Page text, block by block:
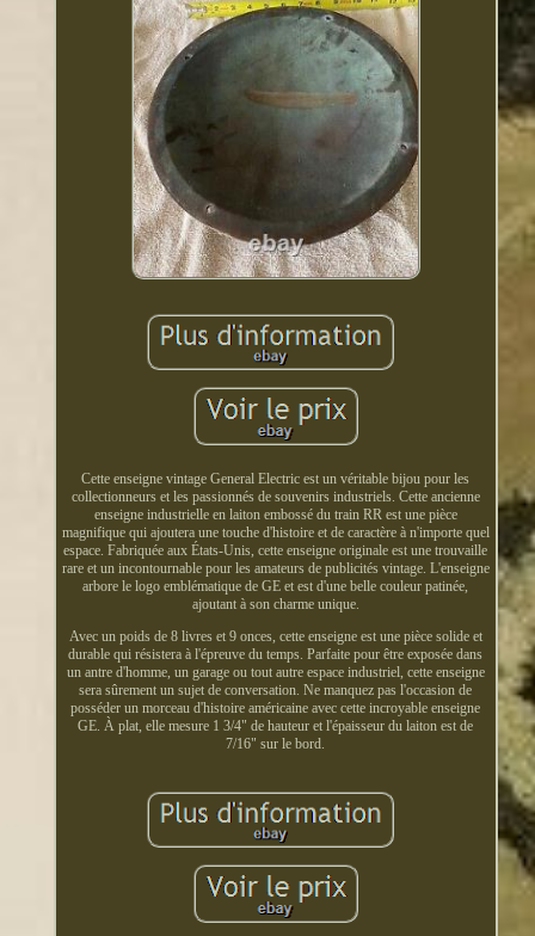
Cette enseigne vintage General Electric est un véritable bijou pour les
collectionneurs et les passionnés de souvenirs industriels. Cette ancienne
enseigne industrielle en laiton embossé du train RR est une pièce
magnifique qui ajoutera une touche d'histoire et de caractère à n'importe quel
espace. Fabriquée aux États-Unis, cette enseigne originale est une trouvaille
rare et un incontournable pour les amateurs de publicités vintage. L'enseigne
arbore le logo emblématique de GE et est d'une belle couleur patinée,
ajoutant à son charme unique.
Avec un poids de 8 livres et 9 onces, cette enseigne est une pièce solide et
durable qui résistera à l'épreuve du temps. Parfaite pour être exposée dans
un antre d'homme, un garage ou tout autre espace industriel, cette enseigne
sera sûrement un sujet de conversation. Ne manquez pas l'occasion de
posséder un morceau d'histoire américaine avec cette incroyable enseigne
GE. À plat, elle mesure 1 3/4" de hauteur et l'épaisseur du laiton est de
7/16" sur le bord.